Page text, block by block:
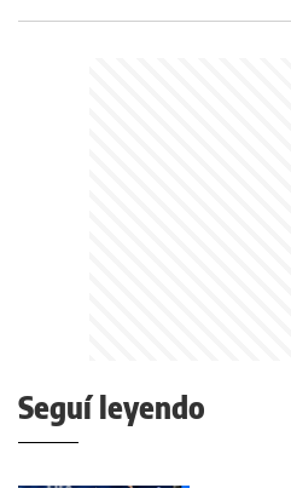
Seguí leyendo